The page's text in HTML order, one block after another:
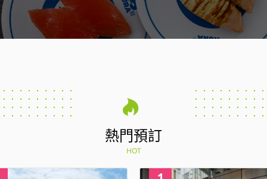
熱門預訂
HOT